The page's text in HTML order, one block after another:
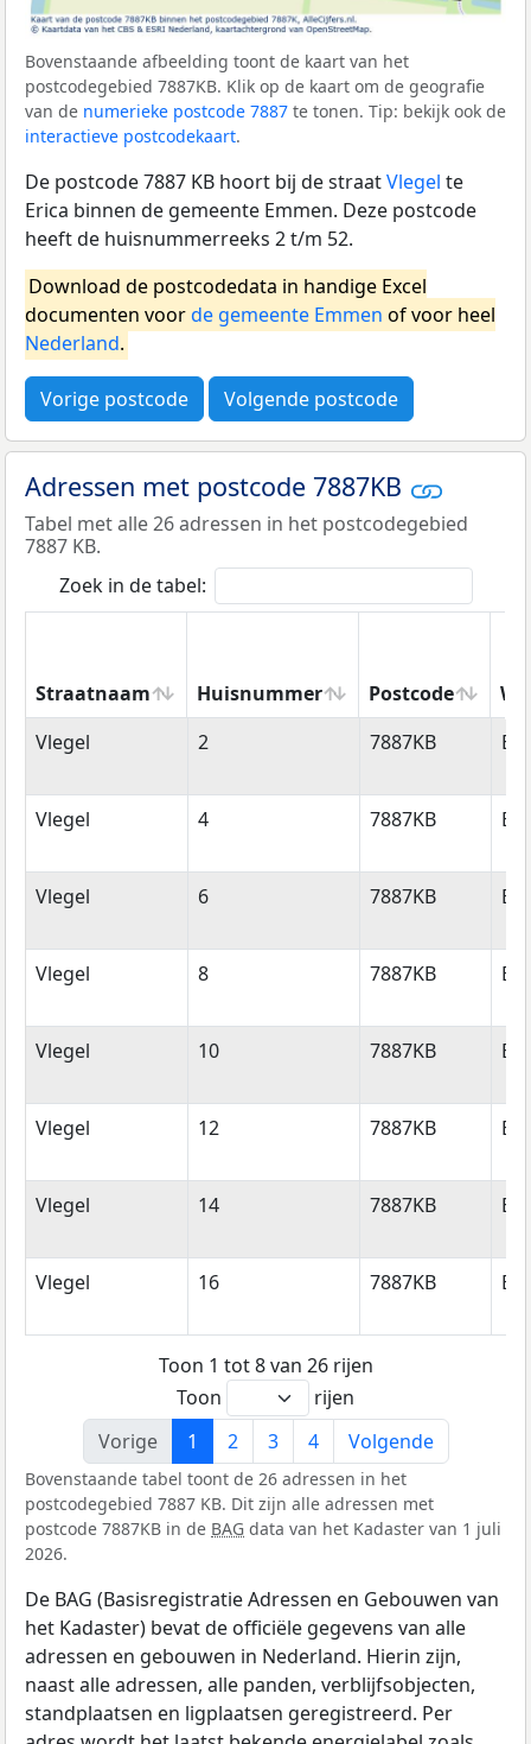
Bovenstaande afbeelding toont de kaart van het
postcodegebied 7887KB. Klik op de kaart om de geografie
van de numerieke postcode 7887 te tonen. Tip: bekijk ook de
interactieve postcodekaart.
De postcode 7887 KB hoort bij de straatVlegel te
Erica binnen de gemeente Emmen. Deze postcode
heeft de huisnummerreeks 2 t/m 52.
Download de postcodedata in handige Excel
documenten voorde gemeente Emmen of voor heel
Nederland.
Vorige postcode Volgende postcode
Adressen met postcode 7887KB
Tabel met alle 26 adressen in het postcodegebied
7887 KB.
Zoek in de tabel:
Straatnaam Huisnummer Postcode
Straatnaam
Huisnummer Postcode
Vlegel 2 7887KB
Vlegel 4 7887KB
Vlegel 6 7887KB
Vlegel 8 7887KB
Vlegel 10 7887KB
Vlegel 12 7887KB
Vlegel 14 7887KB
Vlegel 16 7887KB
Toon 1 tot 8 van 26 rijen
Toon
rijen
Vorige
1 2 3 4 Volgende
Bovenstaande tabel toont de 26 adressen in het
postcodegebied 7887 KB. Dit zijn alle adressen met
postcode 7887KB in de BAG data van het Kadaster van 1 juli
2026.
De BAG (Basisregistratie Adressen en Gebouwen van
het Kadaster) bevat de officiële gegevens van alle
adressen en gebouwen in Nederland. Hierin zijn,
naast alle adressen, alle panden, verblijfsobjecten,
standplaatsen en ligplaatsen geregistreerd. Per